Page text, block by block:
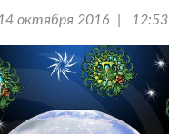
14 октября 2016 | 12:53